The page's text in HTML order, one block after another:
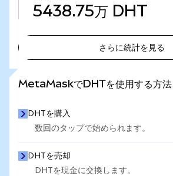
5438.75万 DHT
さらに統計を見る
MetaMaskでDHTを使用する方法
DHTを購入
数回のタップで始められます。
DHTを売却
DHTを現金に交換します。